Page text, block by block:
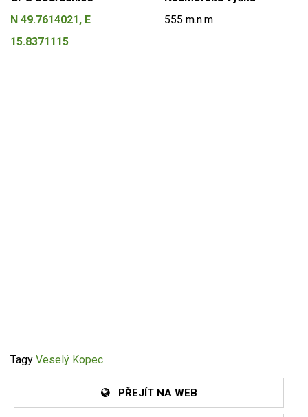
N 49.7614021, E
15.8371115
555 m.n.m
Tagy Veselý Kopec
PŘEJÍT NA WEB